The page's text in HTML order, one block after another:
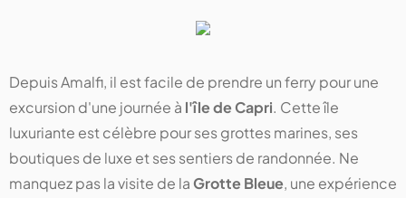
Depuis Amalfi, il est facile de prendre un ferry pour une
excursion d'une journée à l'île de Capri. Cette île
luxuriante est célèbre pour ses grottes marines, ses
boutiques de luxe et ses sentiers de randonnée. Ne
manquez pas la visite de la Grotte Bleue, une expérience